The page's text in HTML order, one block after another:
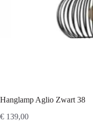
Hanglamp Aglio Zwart 38
€ 139,00